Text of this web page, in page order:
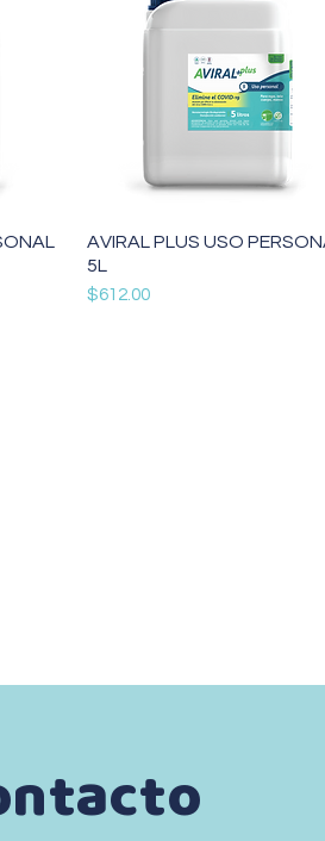
Vista rápida
AVIRAL PLUS USO
5L
Precio
$612.00